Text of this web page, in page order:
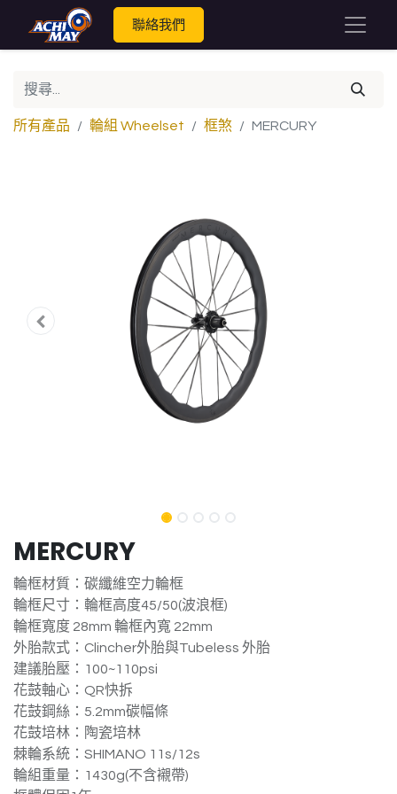
聯絡我們
所有產品 輪組 Wheelset 框煞 MERCURY
MERCURY
輪框材質：碳纖維空力輪框
輪框尺寸：輪框高度45/50(波浪框)
輪框寬度 28mm 輪框內寬 22mm
外胎款式：Clincher外胎與Tubeless 外胎
建議胎壓：100~110psi
花鼓軸心：QR快拆
花鼓鋼絲：5.2mm碳幅條
花鼓培林：陶瓷培林
棘輪系統：SHIMANO 11s/12s
輪組重量：1430g(不含襯帶)